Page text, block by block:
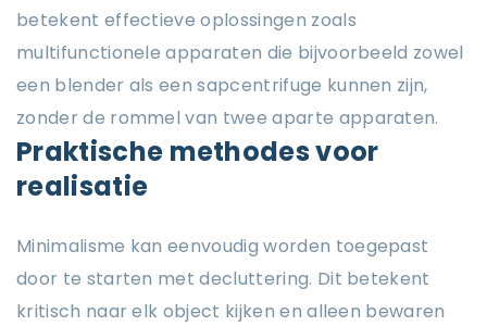
betekent effectieve oplossingen zoals
multifunctionele apparaten die bijvoorbeeld zowel
een blender als een sapcentrifuge kunnen zijn,
zonder de rommel van twee aparte apparaten.
Praktische methodes voor
realisatie
Minimalisme kan eenvoudig worden toegepast
door te starten met decluttering. Dit betekent
kritisch naar elk object kijken en alleen bewaren